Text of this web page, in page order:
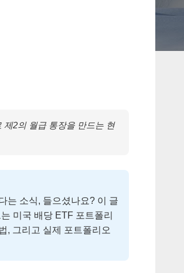
제2의 월급 통장을 만드는 현
는 소식, 들으셨나요? 이 글
미국 배당 ETF 포트폴리
, 그리고 실제 포트폴리오